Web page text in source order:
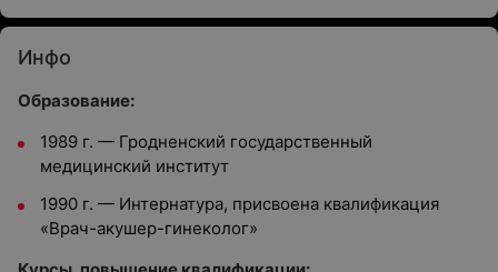
Инфо
Образование:
1989 г. — Гродненский государственный
медицинский институт
1990 г. — Интернатура, присвоена квалификация
«Врач-акушер-гинеколог»